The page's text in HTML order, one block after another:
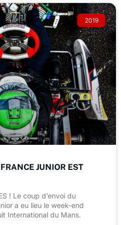
2019
JUNIOR EST
! Le coup d’envoi du
a eu lieu le week-end
International du Mans.